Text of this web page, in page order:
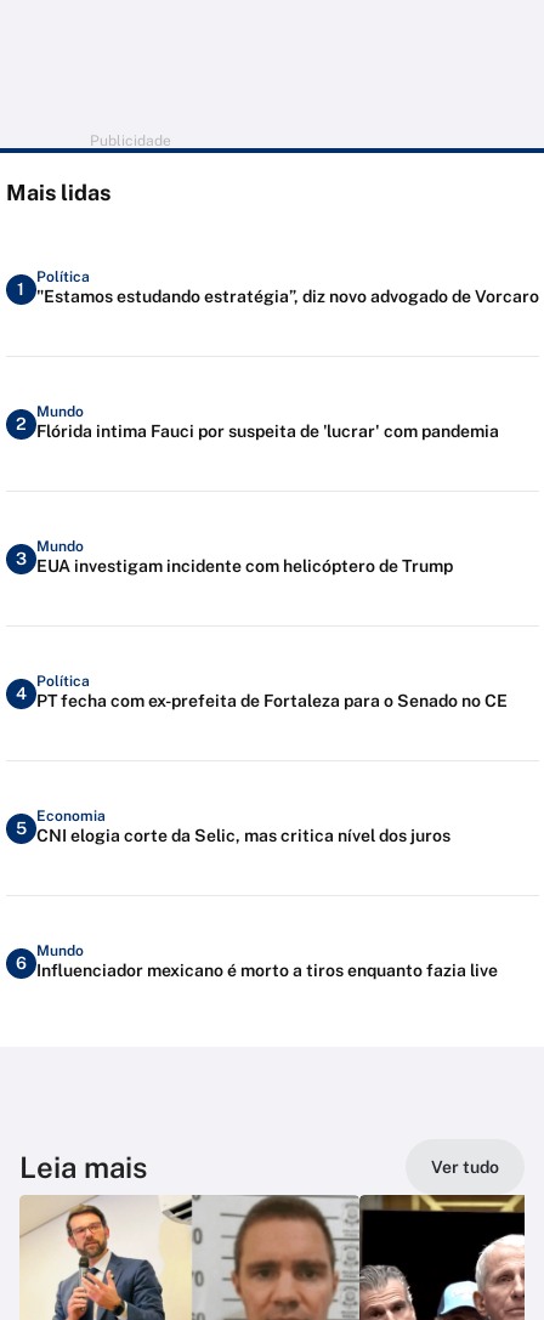
Publicidade
Mais lidas
1
Política
"Estamos estudando estratégia”, diz novo advogado de Vorcaro
2
Mundo
Flórida intima Fauci por suspeita de 'lucrar' com pandemia
3
Mundo
EUA investigam incidente com helicóptero de Trump
4
Política
PT fecha com ex-prefeita de Fortaleza para o Senado no CE
5
Economia
CNI elogia corte da Selic, mas critica nível dos juros
6
Mundo
Influenciador mexicano é morto a tiros enquanto fazia live
Leia mais Ver tudo